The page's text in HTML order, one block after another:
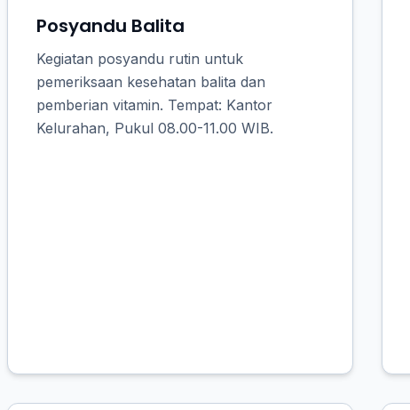
Posyandu Balita
Kegiatan posyandu rutin untuk
pemeriksaan kesehatan balita dan
pemberian vitamin. Tempat: Kantor
Kelurahan, Pukul 08.00-11.00 WIB.